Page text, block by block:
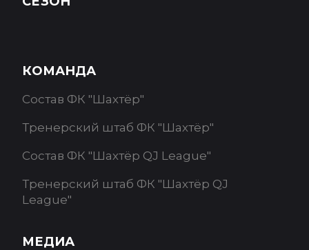
КОМАНДА
Состав ФК "Шахтёр"
Тренерский штаб ФК "Шахтёр"
Состав ФК "Шахтёр QJ League"
Тренерский штаб ФК "Шахтёр QJ
League"
МЕДИА